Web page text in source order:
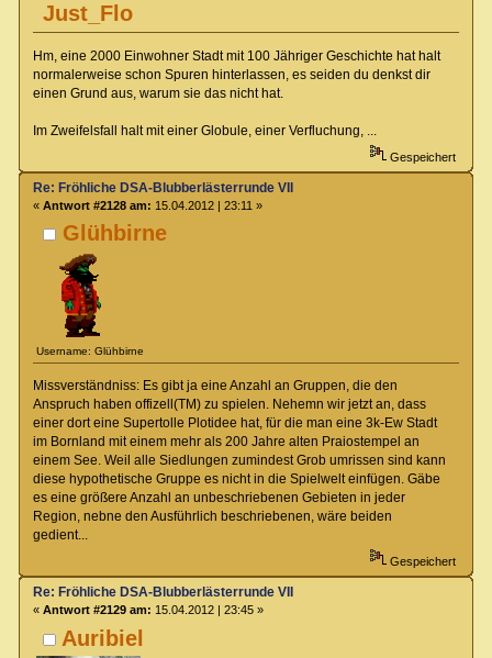
Just_Flo
Hm, eine 2000 Einwohner Stadt mit 100 Jähriger Geschichte hat halt
normalerweise schon Spuren hinterlassen, es seiden du denkst dir
einen Grund aus, warum sie das nicht hat.
Im Zweifelsfall halt mit einer Globule, einer Verfluchung, ...
Gespeichert
Glühbirne
Username: Glühbirne
Re: Fröhliche DSA-Blubberlästerrunde VII
« Antwort #2128 am: 15.04.2012 | 23:11 »
Missverständniss: Es gibt ja eine Anzahl an Gruppen, die den
Anspruch haben offizell(TM) zu spielen. Nehemn wir jetzt an, dass
einer dort eine Supertolle Plotidee hat, für die man eine 3k-Ew Stadt
im Bornland mit einem mehr als 200 Jahre alten Praiostempel an
einem See. Weil alle Siedlungen zumindest Grob umrissen sind kann
diese hypothetische Gruppe es nicht in die Spielwelt einfügen. Gäbe
es eine größere Anzahl an unbeschriebenen Gebieten in jeder
Region, nebne den Ausführlich beschriebenen, wäre beiden
gedient...
Gespeichert
Auribiel
Re: Fröhliche DSA-Blubberlästerrunde VII
« Antwort #2129 am: 15.04.2012 | 23:45 »